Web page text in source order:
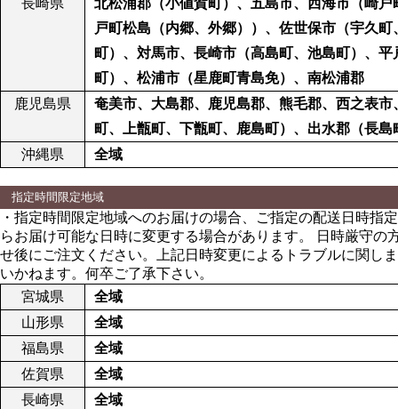
長崎県
北松浦郡（小値賀町）、五島市、西海市（崎戸
戸町松島（内郷、外郷））、佐世保市（宇久町
町）、対馬市、長崎市（高島町、池島町）、
町）、松浦市（星鹿町青島免）、南松浦郡
鹿児島県
奄美市、大島郡、鹿児島郡、熊毛郡、西之表市
町、上甑町、下甑町、鹿島町）、出水郡（長島
沖縄県
全域
指定時間限定地域
・指定時間限定地域へのお届けの場合、ご指定の配送日時指
らお届け可能な日時に変更する場合があります。 日時厳守の
せ後にご注文ください。上記日時変更によるトラブルに関し
いかねます。何卒ご了承下さい。
宮城県
全域
山形県
全域
福島県
全域
佐賀県
全域
長崎県
全域